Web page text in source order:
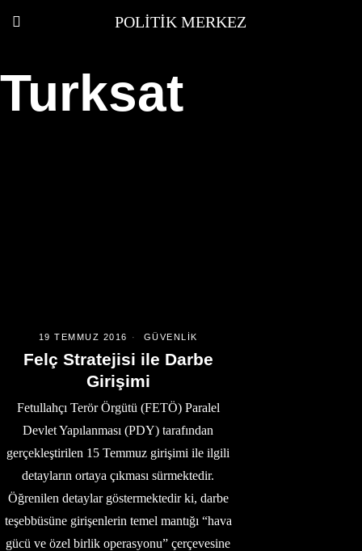
POLITIK MERKEZ
Turksat
19 TEMMUZ 2016 GÜVENLIK
Felç Stratejisi ile Darbe
Girişimi
Fetullahçı Terör Örgütü (FETÖ) Paralel
Devlet Yapılanması (PDY) tarafından
gerçekleştirilen 15 Temmuz girişimi ile ilgili
detayların ortaya çıkması sürmektedir.
Öğrenilen detaylar göstermektedir ki, darbe
teşebbüsüne girişenlerin temel mantığı “hava
gücü ve özel birlik operasyonu” çerçevesine